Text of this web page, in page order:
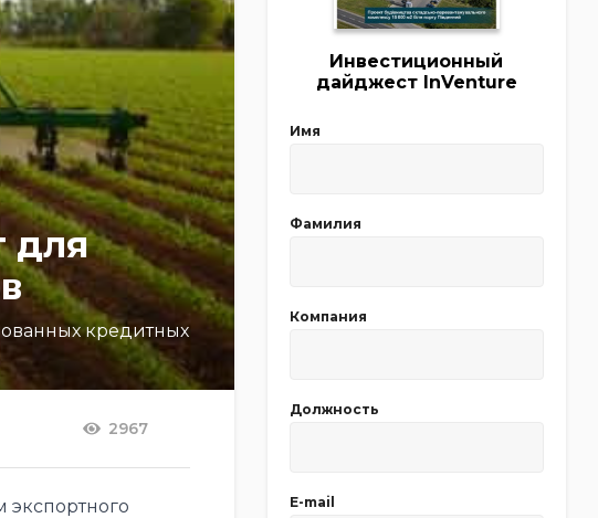
для
кредитных
2967
Инвестиционный
дайджест InVenture
Имя
Фамилия
Компания
Должность
E-mail